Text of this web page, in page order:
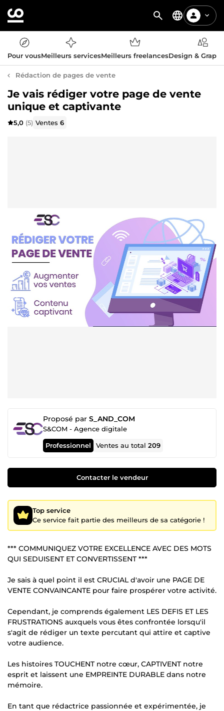
Pour vousMeilleurs servicesMeilleurs freelancesDesign &
Rédaction de pages de vente
Je vais rédiger votre page de vente
unique et captivante
5,0 (5) Ventes6
Proposé par S_AND_COM
S&COM - Agence digitale
Professionnel Ventes au total209
Contacter le vendeur
Top service
Ce service fait partie des meilleurs de sa catégorie !
*** COMMUNIQUEZ VOTRE EXCELLENCE AVEC DES MOTS
QUI SEDUISENT ET CONVERTISSENT ***
Je sais à quel point il est CRUCIAL d'avoir une PAGE DE
VENTE CONVAINCANTE pour faire prospérer votre activité.
Cependant, je comprends également LES DEFIS ET LES
FRUSTRATIONS auxquels vous êtes confrontée lorsqu'il
s'agit de rédiger un texte percutant qui attire et captive
votre audience.
Les histoires TOUCHENT notre cœur, CAPTIVENT notre
esprit et laissent une EMPREINTE DURABLE dans notre
mémoire.
En tant que rédactrice passionnée et expérimentée, je